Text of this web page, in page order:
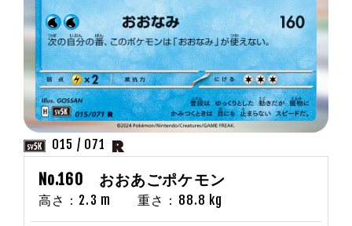
015 / 071
No.160 おおあごポケモン
高さ：2.3 m 重さ：88.8 kg